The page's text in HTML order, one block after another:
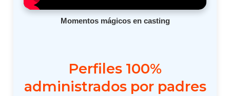
Momentos mágicos en casting
Perfiles 100%
administrados por padres